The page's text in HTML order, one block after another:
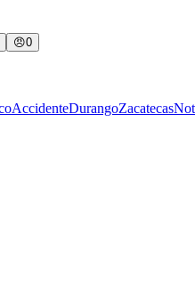
😠0
AccidenteDurangoZacatecas